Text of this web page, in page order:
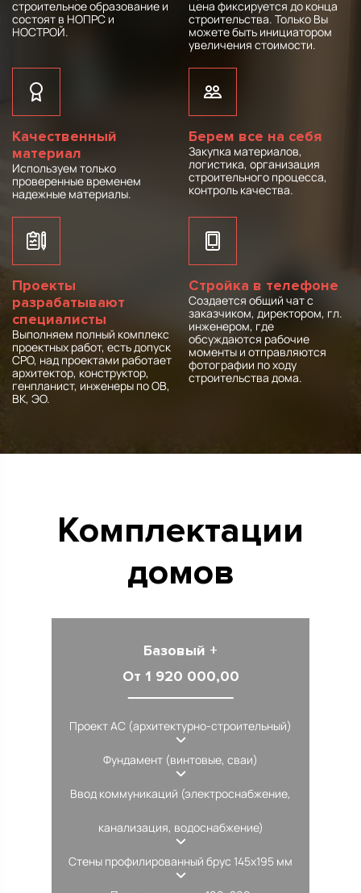
строительное образование и
состоят в НОПРС и
НОСТРОЙ.
цена фиксируется до конца
строительства. Только Вы
можете быть инициатором
увеличения стоимости.
Качественный
материал
Используем только
проверенные временем
надежные материалы.
Берем все на себя
Закупка материалов,
логистика, организация
строительного процесса,
контроль качества.
Проекты
разрабатывают
специалисты
Выполняем полный комплекс
проектных работ, есть допуск
СРО, над проектами работает
архитектор, конструктор,
генпланист, инженеры по ОВ,
ВК, ЭО.
Стройка в телефоне
Создается общий чат с
заказчиком, директором, гл.
инженером, где
обсуждаются рабочие
моменты и отправляются
фотографии по ходу
строительства дома.
Комплектации
домов
Базовый +
От 1 920 000,00
Проект АС (архитектурно-строительный)
Фундамент (винтовые, сваи)
Ввод коммуникаций (электроснабжение,
канализация, водоснабжение)
Стены профилированный брус 145х195 мм